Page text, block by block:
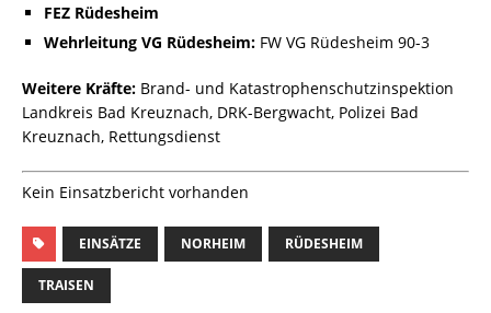
FEZ Rüdesheim
Wehrleitung VG Rüdesheim: FW VG Rüdesheim 90-3
Weitere Kräfte: Brand- und Katastrophenschutzinspektion
Landkreis Bad Kreuznach, DRK-Bergwacht, Polizei Bad
Kreuznach, Rettungsdienst
Kein Einsatzbericht vorhanden
EINSÄTZE NORHEIM RÜDESHEIM
TRAISEN